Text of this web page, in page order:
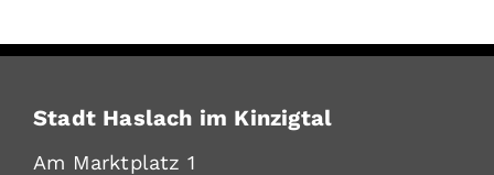
Stadt Haslach im Kinzigtal
Am Marktplatz 1